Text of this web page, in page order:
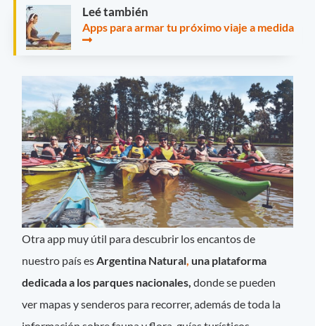
Leé también
Apps para armar tu próximo viaje a medida
Otra app muy útil para descubrir los encantos de
nuestro país esArgentina Natural, una plataforma
dedicada a los parques nacionales, donde se pueden
ver mapas y senderos para recorrer, además de toda la